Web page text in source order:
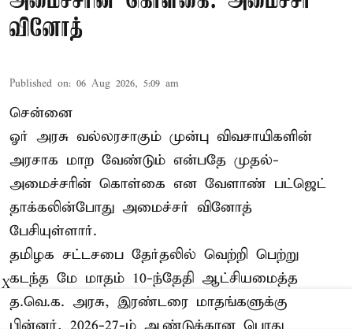
வினோத்
Published on: 06 Aug 2026, 5:09 am
சென்னை
ஓர் அரசு வல்லரசாகும் முன்பு விவசாயிகளின்
அரசாக மாற வேண்டும் என்பதே முதல்-
அமைச்சரின் கொள்கை என வேளாண் பட்ஜெட்
தாக்கலின்போது அமைச்சர் வினோத்
பேசியுள்ளார்.
தமிழக சட்டசபை தேர்தலில் வெற்றி பெற்று
கடந்த மே மாதம் 10-ந்தேதி ஆட்சியமைத்த
த.வெ.க. அரசு, இரண்டரை மாதங்களுக்கு
பின்னர், 2026-27-ம் ஆண்டுக்கான பொது
X